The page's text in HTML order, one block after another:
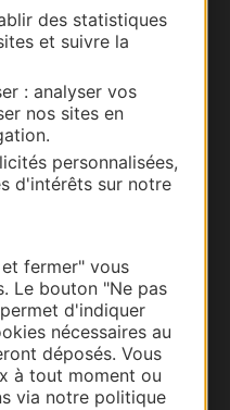
des statistiques
et suivre la
: analyser vos
nos sites en
personnalisées,
d'intérêts sur notre
fermer" vous
Le bouton "Ne pas
d'indiquer
nécessaires au
déposés. Vous
à tout moment ou
via notre politique